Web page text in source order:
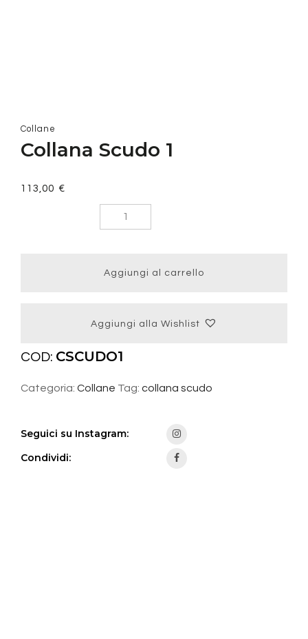
Collane
Collana Scudo 1
113,00 €
Aggiungi al carrello
Aggiungi alla Wishlist
COD: CSCUDO1
Categoria: Collane Tag: collana scudo
Seguici su Instagram:
Condividi: